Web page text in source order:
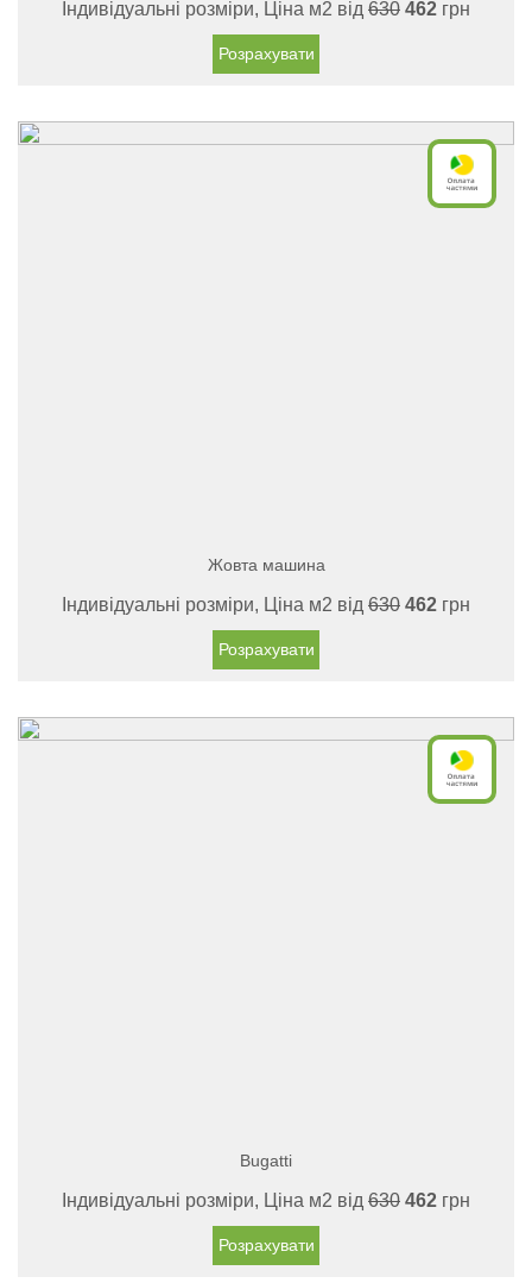
Індивідуальні розміри, Ціна м2 від 630 462 грн
Розрахувати
Жовта машина
Індивідуальні розміри, Ціна м2 від 630 462 грн
Розрахувати
Bugatti
Індивідуальні розміри, Ціна м2 від 630 462 грн
Розрахувати